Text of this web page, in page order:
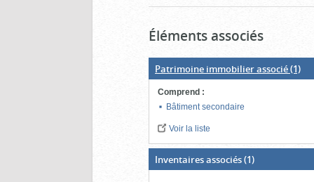
Éléments associés
Patrimoine immobilier associé(1)
Comprend :
Bâtiment secondaire
Voir la liste
Inventaires associés(1)